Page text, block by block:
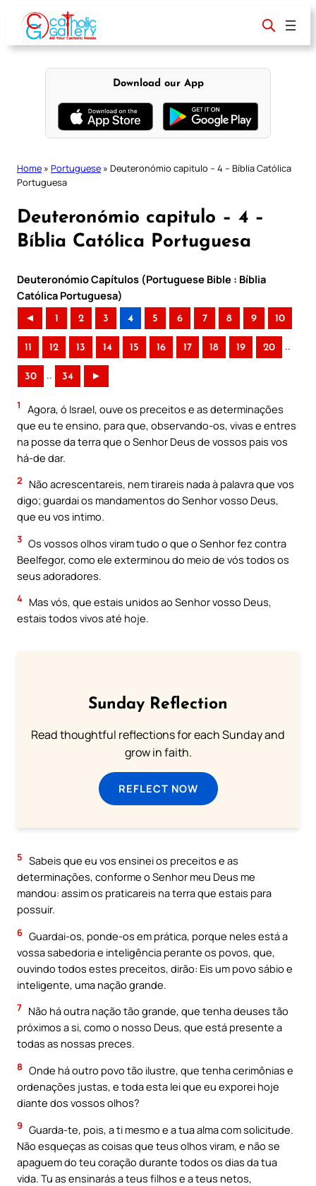
content
Download our App
Home » Portuguese » Deuteronómio capitulo – 4 – Bíblia Católica
Portuguesa
Deuteronómio capitulo – 4 –
Bíblia Católica Portuguesa
Deuteronómio Capítulos (Portuguese Bible : Bíblia
Católica Portuguesa)
◄ 1 2 3 4 5 6 7 8 9 10
11 12 13 14 15 16 17 18 19 20 ..
30 .. 34 ►
1
Agora, ó Israel, ouve os preceitos e as determinações
que eu te ensino, para que, observando-os, vivas e entres
na posse da terra que o Senhor Deus de vossos pais vos
há-de dar.
2
Não acrescentareis, nem tirareis nada à palavra que vos
digo; guardai os mandamentos do Senhor vosso Deus,
que eu vos intimo.
3 Os vossos olhos viram tudo o que o Senhor fez contra
Beelfegor, como ele exterminou do meio de vós todos os
seus adoradores.
4 Mas vós, que estais unidos ao Senhor vosso Deus,
estais todos vivos até hoje.
Sunday Reflection
Read thoughtful reflections for each Sunday and
grow in faith.
REFLECT NOW
5 Sabeis que eu vos ensinei os preceitos e as
determinações, conforme o Senhor meu Deus me
mandou: assim os praticareis na terra que estais para
possuir.
6 Guardai-os, ponde-os em prática, porque neles está a
vossa sabedoria e inteligência perante os povos, que,
ouvindo todos estes preceitos, dirão: Eis um povo sábio e
inteligente, uma nação grande.
7 Não há outra nação tão grande, que tenha deuses tão
próximos a si, como o nosso Deus, que está presente a
todas as nossas preces.
8 Onde há outro povo tão ilustre, que tenha cerimônias e
ordenações justas, e toda esta lei que eu exporei hoje
diante dos vossos olhos?
9 Guarda-te, pois, a ti mesmo e a tua alma com solicitude.
Não esqueças as coisas que teus olhos viram, e não se
apaguem do teu coração durante todos os dias da tua
vida. Tu as ensinarás a teus filhos e a teus netos,